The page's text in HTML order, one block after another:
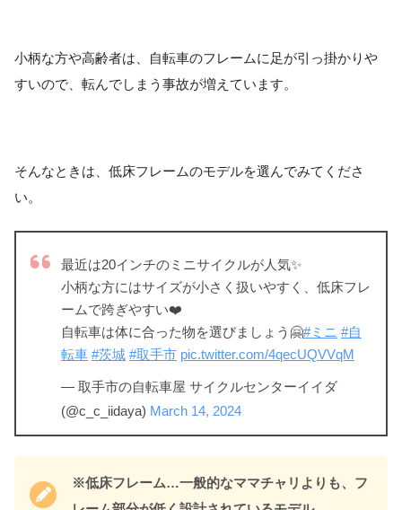
小柄な方や高齢者は、自転車のフレームに足が引っ掛かりや
すいので、転んでしまう事故が増えています。
そんなときは、低床フレームのモデルを選んでみてくださ
い。
最近は20インチのミニサイクルが人気✨
小柄な方にはサイズが小さく扱いやすく、低床フレ
ームで跨ぎやすい❤️
自転車は体に合った物を選びましょう🤗#ミニ #自
転車 #茨城 #取手市 pic.twitter.com/4qecUQVVqM
— 取手市の自転車屋 サイクルセンターイイダ
(@c_c_iidaya) March 14, 2024
※低床フレーム…一般的なママチャリよりも、フ